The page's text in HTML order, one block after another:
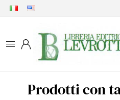
Prodotti con